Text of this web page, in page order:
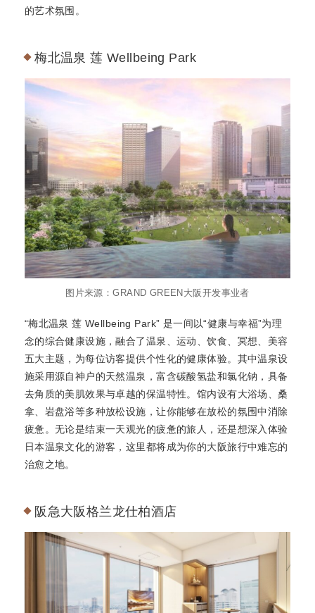
的艺术氛围。
梅北温泉 莲 Wellbeing Park
图片来源：GRAND GREEN大阪开发事业者
“梅北温泉 莲 Wellbeing Park” 是一间以“健康与幸福”为理
念的综合健康设施，融合了温泉、运动、饮食、冥想、美容
五大主题，为每位访客提供个性化的健康体验。其中温泉设
施采用源自神户的天然温泉，富含碳酸氢盐和氯化钠，具备
去角质的美肌效果与卓越的保温特性。馆内设有大浴场、桑
拿、岩盘浴等多种放松设施，让你能够在放松的氛围中消除
疲惫。无论是结束一天观光的疲惫的旅人，还是想深入体验
日本温泉文化的游客，这里都将成为你的大阪旅行中难忘的
治愈之地。
阪急大阪格兰龙仕柏酒店